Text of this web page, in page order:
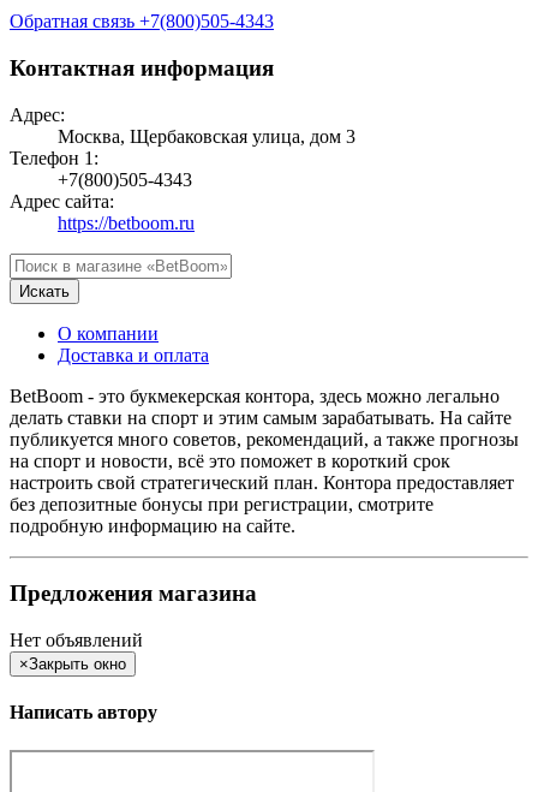
Обратная связь +7(800)505-4343
Контактная информация
Адрес:
Москва, Щербаковская улица, дом 3
Телефон 1:
+7(800)505-4343
Адрес сайта:
https://betboom.ru
Искать
О компании
Доставка и оплата
BetBoom - это букмекерская контора, здесь можно легально
делать ставки на спорт и этим самым зарабатывать. На сайте
публикуется много советов, рекомендаций, а также прогнозы
на спорт и новости, всё это поможет в короткий срок
настроить свой стратегический план. Контора предоставляет
без депозитные бонусы при регистрации, смотрите
подробную информацию на сайте.
Предложения магазина
Нет объявлений
×Закрыть окно
Написать автору